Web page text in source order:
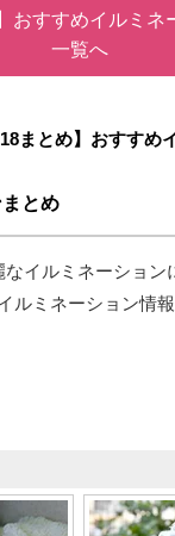
おすすめイルミネ
一覧へ
まとめ】おすすめ
とめ
イルミネーション
ルミネーション情